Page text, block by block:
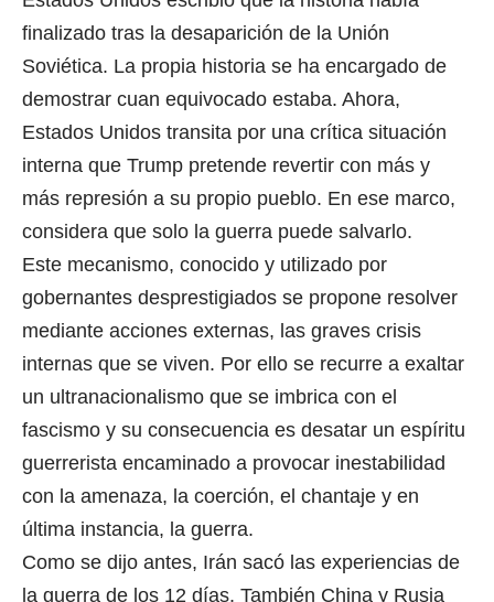
finalizado tras la desaparición de la Unión
Soviética. La propia historia se ha encargado de
demostrar cuan equivocado estaba. Ahora,
Estados Unidos transita por una crítica situación
interna que Trump pretende revertir con más y
más represión a su propio pueblo. En ese marco,
considera que solo la guerra puede salvarlo.
Este mecanismo, conocido y utilizado por
gobernantes desprestigiados se propone resolver
mediante acciones externas, las graves crisis
internas que se viven. Por ello se recurre a exaltar
un ultranacionalismo que se imbrica con el
fascismo y su consecuencia es desatar un espíritu
guerrerista encaminado a provocar inestabilidad
con la amenaza, la coerción, el chantaje y en
última instancia, la guerra.
Como se dijo antes, Irán sacó las experiencias de
la guerra de los 12 días. También China y Rusia